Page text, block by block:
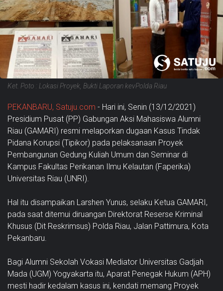
Ket. Poto : Lokasi Proyek, Bukti Laporan kevPolda Riau
PEKANBARU, Satuju.com - Hari ini, Senin (13/12/2021)
Presidium Pusat (PP) Gabungan Aksi Mahasiswa Alumni
Riau (GAMARI) resmi melaporkan dugaan Kasus Tindak
Pidana Korupsi (Tipikor) pada pelaksanaan Proyek
Pembangunan Gedung Kuliah Umum dan Seminar di
Kampus Fakultas Perikanan Ilmu Kelautan (Faperika)
Universitas Riau (UNRI).
Hal itu disampaikan Larshen Yunus, selaku Ketua GAMARI,
pada saat ditemui diruangan Direktorat Reserse Kriminal
Khusus (Dit Reskrimsus) Polda Riau, Jalan Pattimura, Kota
Pekanbaru.
Bagi Alumni Sekolah Vokasi Mediator Universitas Gadjah
Mada (UGM) Yogyakarta itu, Aparat Penegak Hukum (APH)
mesti hadir kedalam kasus ini, kendati memang Proyek